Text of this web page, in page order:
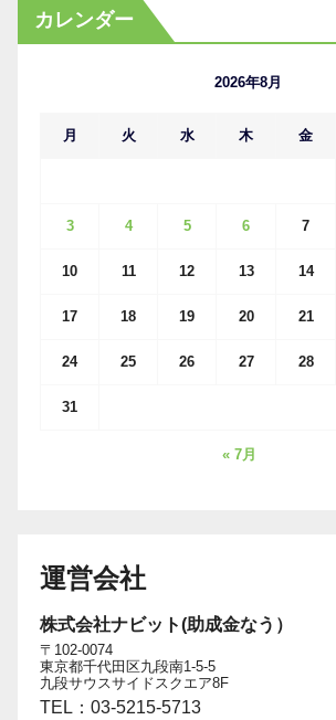
カ
イ
カレンダー
2026年8月
月 火 水 木 金
3 4 5 6 7
10 11 12 13 14
17 18 19 20 21
24 25 26 27 28
31
« 7月
運営会社
株式会社ナビット(助成金なう）
〒102-0074
東京都千代田区九段南1-5-5
九段サウスサイドスクエア8F
TEL：03-5215-5713